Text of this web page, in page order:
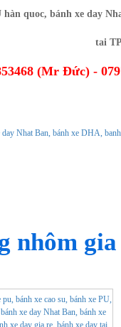
(Mr Đức) -
nhôm